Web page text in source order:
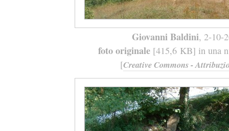
Giovanni Baldini, 2-10-
foto originale [415,6 KB] in una
[Creative Commons -